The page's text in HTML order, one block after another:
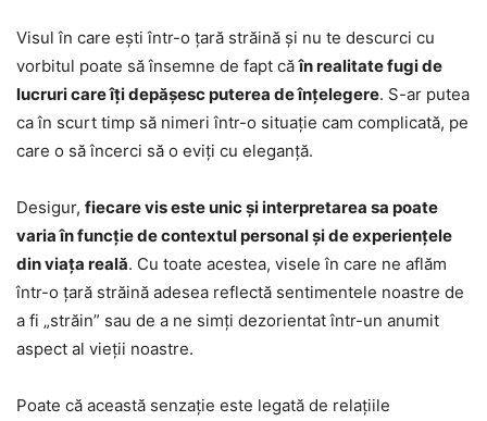
Visul în care ești într-o țară străină și nu te descurci cu
vorbitul poate să însemne de fapt căîn realitate fugi de
lucruri care îți depășesc puterea de înțelegere. S-ar putea
ca în scurt timp să nimeri într-o situație cam complicată, pe
care o să încerci să o eviți cu eleganță.
Desigur, fiecare vis este unic și interpretarea sa poate
varia în funcție de contextul personal și de experiențele
din viața reală. Cu toate acestea, visele în care ne aflăm
într-o țară străină adesea reflectă sentimentele noastre de
a fi „străin” sau de a ne simți dezorientat într-un anumit
aspect al vieții noastre.
Poate că această senzație este legată de relațiile